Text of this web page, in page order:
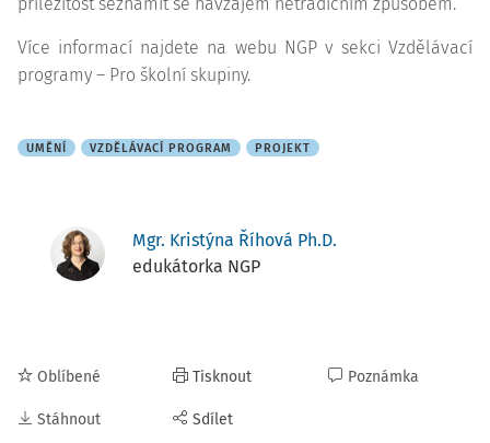
Více informací najdete na webu NGP v sekci Vzdělávací
programy – Pro školní skupiny.
UMĚNÍ VZDĚLÁVACÍ PROGRAM PROJEKT
Mgr. Kristýna Říhová Ph.D.
edukátorka NGP
Oblíbené
Stáhnout
Tisknout
Sdílet
Poznámka